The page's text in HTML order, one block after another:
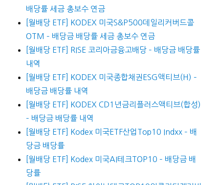
배당률 세금 총보수 연금
[월배당 ETF] KODEX 미국S&P500데일리커버드콜
OTM – 배당금 배당률 세금 총보수 연금
[월배당 ETF] RISE 코리아금융고배당 – 배당금 배당률
내역
[월배당 ETF] KODEX 미국종합채권ESG액티브(H) –
배당금 배당률 내역
[월배당 ETF] KODEX CD1년금리플러스액티브(합성)
– 배당금 배당률 내역
[월배당 ETF] Kodex 미국ETF산업Top10 Indxx – 배
당금 배당률
[월배당 ETF] Kodex 미국AI테크TOP10 – 배당금 배
당률